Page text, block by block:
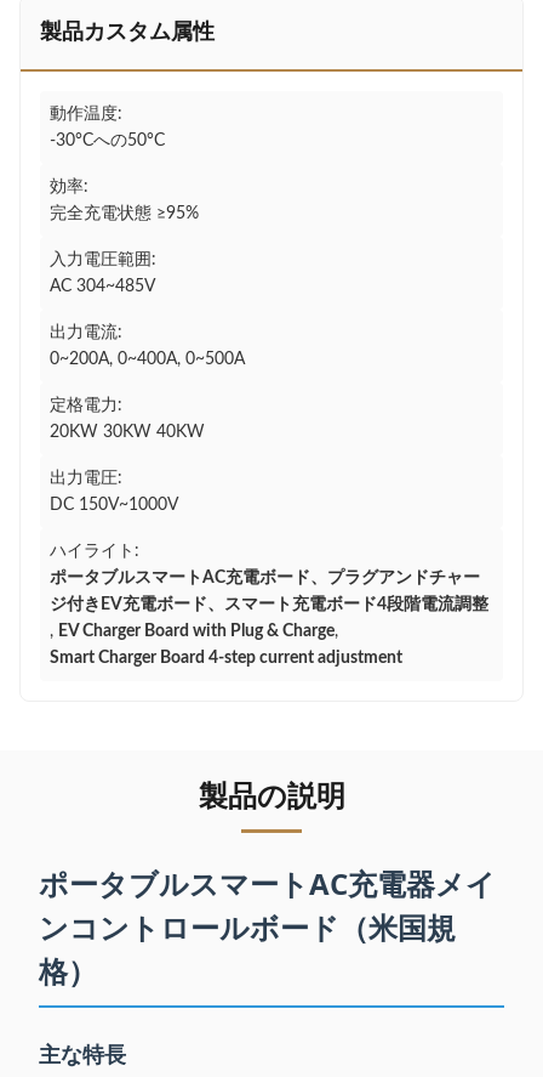
製品カスタム属性
動作温度:
-30°Cへの50°C
効率:
完全充電状態 ≥95%
入力電圧範囲:
AC 304~485V
出力電流:
0~200A, 0~400A, 0~500A
定格電力:
20KW 30KW 40KW
出力電圧:
DC 150V~1000V
ハイライト:
ポータブルスマートAC充電ボード、プラグアンドチャー
ジ付きEV充電ボード、スマート充電ボード4段階電流調整
, EV Charger Board with Plug & Charge,
Smart Charger Board 4-step current adjustment
製品の説明
ポータブルスマートAC充電器メイ
ンコントロールボード（米国規
格）
主な特長